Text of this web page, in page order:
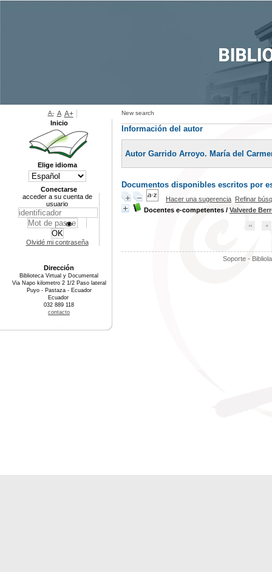
New search
Información del autor
Autor Garrido Arroyo. María del
Documentos disponibles escritos por
Hacer una sugerencia Refinar
Docentes e-competentes / Valverde
Soporte -
A- A A+
Inicio
Elige idioma
Conectarse
acceder a su cuenta de
usuario
Olvidé mi contraseña
Dirección
Biblioteca Virtual y Documental
Via Napo kilometro 2 1/2 Paso lateral
Puyo - Pastaza - Ecuador
Ecuador
032 889 118
contacto